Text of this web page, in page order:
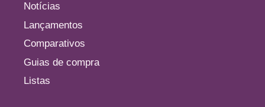
Notícias
Lançamentos
Comparativos
Guias de compra
Listas